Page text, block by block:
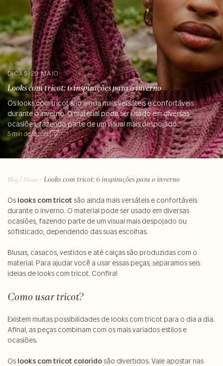
DICAS |20 MAIO
Looks com tricot: 6 inspirações para o inverno
Os looks com tricot são ainda mais versáteis e confortáveis
durante o inverno. O material pode ser usado em diversas
ocasiões, fazendo parte de um visual mais despojado...
5 min de leitura|
Blog / Dicas / Looks com tricot: 6 inspirações para o inverno
Os looks com tricot são ainda mais versáteis e confortáveis
durante o inverno. O material pode ser usado em diversas
ocasiões, fazendo parte de um visual mais despojado ou
sofisticado, dependendo das suas escolhas.
Blusas, casacos, vestidos e até calças são produzidas com o
material. Para ajudar você a usar essas peças, separamos seis
ideias de looks com tricot. Confira!
Como usar tricot?
Existem muitas possibilidades de looks com tricot para o dia a dia.
Afinal, as peças combinam com os mais variados estilos e
ocasiões.
Os looks com tricot coloridosão divertidos. Vale apostar nas